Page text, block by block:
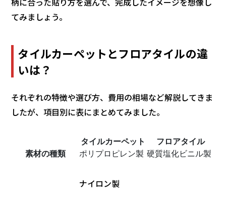
てみましょう。
タイルカーペットとフロアタイルの違
いは？
それぞれの特徴や選び方、費用の相場など解説してきま
したが、項目別に表にまとめてみました。
タイルカーペット
フロアタイル
素材の種類
ポリプロピレン製
ナイロン製
硬質塩化ビニル製